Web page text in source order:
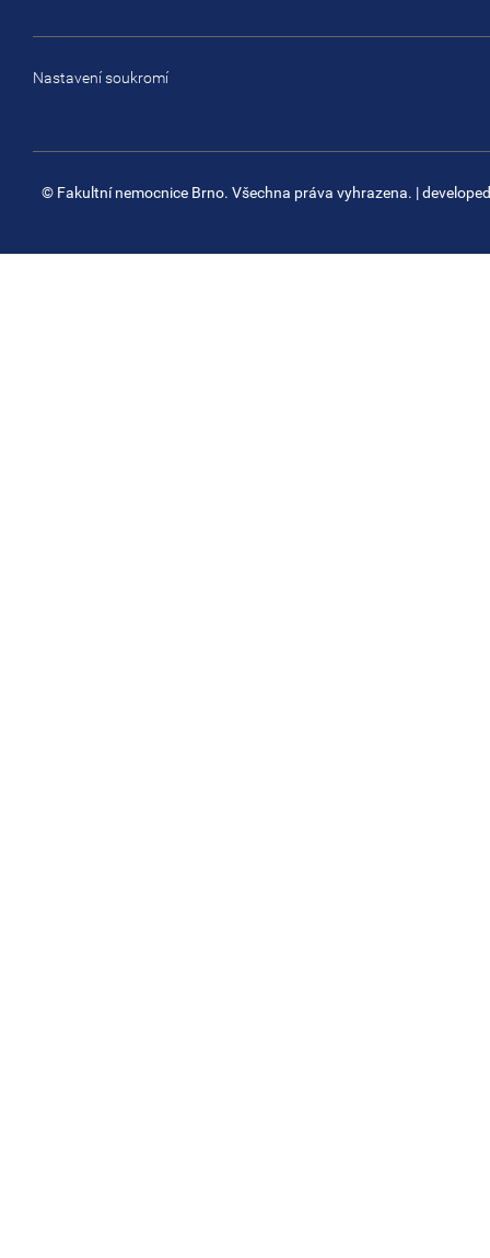
Nastavení soukromí
© Fakultní nemocnice Brno. Všechna práva vyhrazena. |